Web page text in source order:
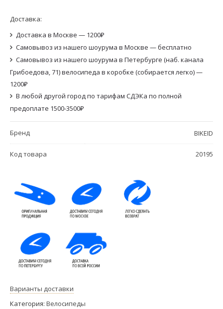
Доставка:
Доставка в Москве — 1200₽
Самовывоз из нашего шоурума в Москве — бесплатно
Самовывоз из нашего шоурума в Петербурге (наб. канала
Грибоедова, 71) велосипеда в коробке (собирается легко) —
1200₽
В любой другой город по тарифам СДЭКа по полной
предоплате 1500-3500₽
Бренд BIKEID
Код товара 20195
Варианты доставки
Категория: Велосипеды